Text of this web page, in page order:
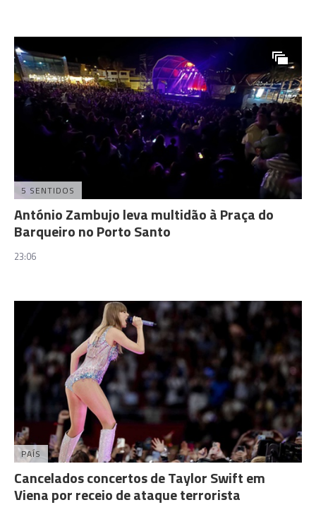
5 SENTIDOS
António Zambujo leva multidão à Praça do
Barqueiro no Porto Santo
23:06
PAÍS
Cancelados concertos de Taylor Swift em
Viena por receio de ataque terrorista